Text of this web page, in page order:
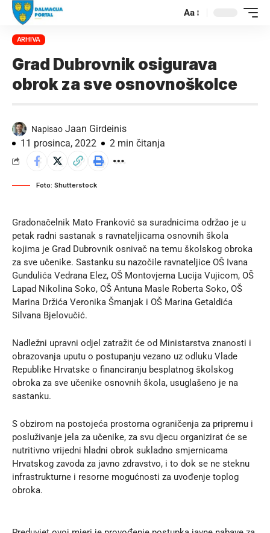
Aa
ARHIVA
Grad Dubrovnik osigurava
obrok za sve osnovnoškolce
Napisao Jaan Girdeinis
11 prosinca, 2022
2 min čitanja
Foto: Shutterstock
Gradonačelnik Mato Franković sa suradnicima održao je u
petak radni sastanak s ravnateljicama osnovnih škola
kojima je Grad Dubrovnik osnivač na temu školskog obroka
za sve učenike. Sastanku su nazočile ravnateljice OŠ Ivana
Gundulića Vedrana Elez, OŠ Montovjerna Lucija Vujicom, OŠ
Lapad Nikolina Soko, OŠ Antuna Masle Roberta Soko, OŠ
Marina Držića Veronika Šmanjak i OŠ Marina Getaldića
Silvana Bjelovučić.
Nadležni upravni odjel zatražit će od Ministarstva znanosti i
obrazovanja uputu o postupanju vezano uz odluku Vlade
Republike Hrvatske o financiranju besplatnog školskog
obroka za sve učenike osnovnih škola, usuglašeno je na
sastanku.
S obzirom na postojeća prostorna ograničenja za pripremu i
posluživanje jela za učenike, za svu djecu organizirat će se
nutritivno vrijedni hladni obrok sukladno smjernicama
Hrvatskog zavoda za javno zdravstvo, i to dok se ne steknu
infrastrukturne i resorne mogućnosti za uvođenje toplog
obroka.